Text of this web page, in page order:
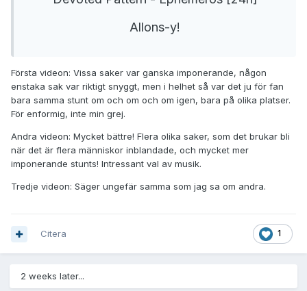
Allons-y!
Första videon: Vissa saker var ganska imponerande, någon
enstaka sak var riktigt snyggt, men i helhet så var det ju för fan
bara samma stunt om och om och om igen, bara på olika platser.
För enformig, inte min grej.
Andra videon: Mycket bättre! Flera olika saker, som det brukar bli
när det är flera människor inblandade, och mycket mer
imponerande stunts! Intressant val av musik.
Tredje videon: Säger ungefär samma som jag sa om andra.
1
Citera
2 weeks later...